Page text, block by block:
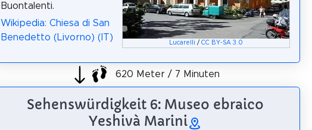
Lucarelli /CC BY-SA 3.0
Buontalenti.
Wikipedia: Chiesa di San
Benedetto (Livorno) (IT)
620 Meter / 7 Minuten
Sehenswürdigkeit 6: Museo ebraico
Yeshivà Marini